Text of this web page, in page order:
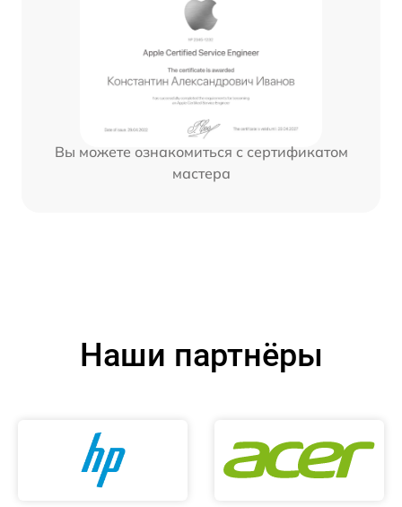
Вы можете ознакомиться с сертификатом
мастера
Наши партнёры